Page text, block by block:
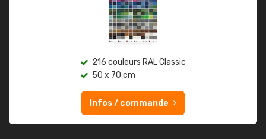
216 couleurs RAL Classic
50 x 70 cm
Infos / commande